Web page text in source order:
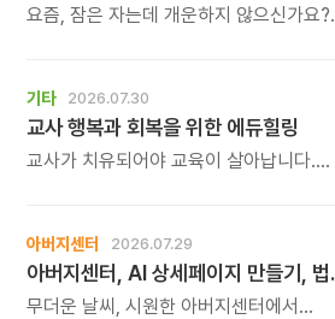
요즘, 잠은 자는데 개운하지 않으신가요?
쉬어도 회복되지 않는 건 몸이 아니라
‘에너지의 흐름’이 흐트러졌기 때문입니다.
기타 2026.07.30
교사 행복과 회복을 위한 에듀힐링
교사가 치유되어야 교육이 살아납니다.
교육의 중심에 있는 나 자신을 돌보고
회복하는 시간입니다. 누군가를 가르치기
위해 애써온 시간만큼, 이제는 자신을 위
쉼과 치유의 시간을 선물해 보시기
아버지센터 2026.07.29
아버지센터, AI
무더운 날씨, 시원한 아버지센터에서